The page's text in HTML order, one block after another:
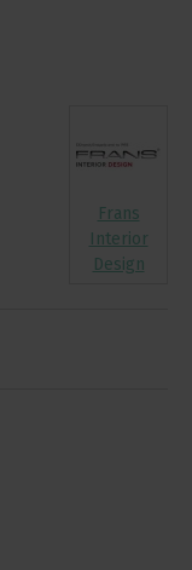
Frans
Interior
Design